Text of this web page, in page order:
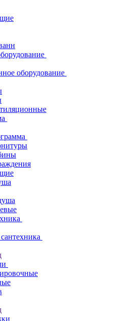
оборудование